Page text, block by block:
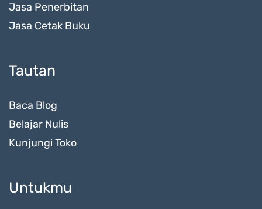
Jasa Penerbitan
Jasa Cetak Buku
Tautan
Baca Blog
Belajar Nulis
Kunjungi Toko
Untukmu